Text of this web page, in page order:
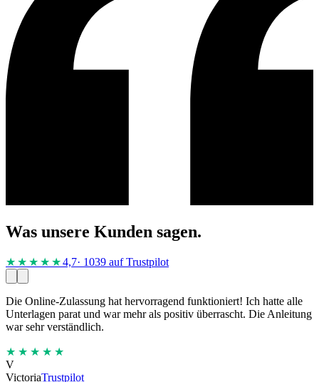
Was unsere Kunden sagen.
★★★★ ★4,7· 1039 auf Trustpilot
Die Online-Zulassung hat hervorragend funktioniert! Ich hatte alle
Unterlagen parat und war mehr als positiv überrascht. Die Anleitung
war sehr verständlich.
★★★★★
V
VictoriaTrustpilot